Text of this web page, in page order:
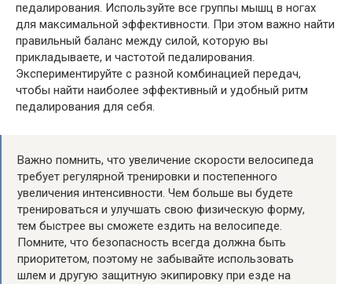
педалирования. Используйте все группы мышц в ногах
для максимальной эффективности. При этом важно найти
правильный баланс между силой, которую вы
прикладываете, и частотой педалирования.
Экспериментируйте с разной комбинацией передач,
чтобы найти наиболее эффективный и удобный ритм
педалирования для себя.
Важно помнить, что увеличение скорости велосипеда
требует регулярной тренировки и постепенного
увеличения интенсивности. Чем больше вы будете
тренироваться и улучшать свою физическую форму,
тем быстрее вы сможете ездить на велосипеде.
Помните, что безопасность всегда должна быть
приоритетом, поэтому не забывайте использовать
шлем и другую защитную экипировку при езде на